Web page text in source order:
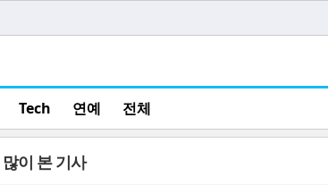
Tech 연예 전체
많이 본 기사